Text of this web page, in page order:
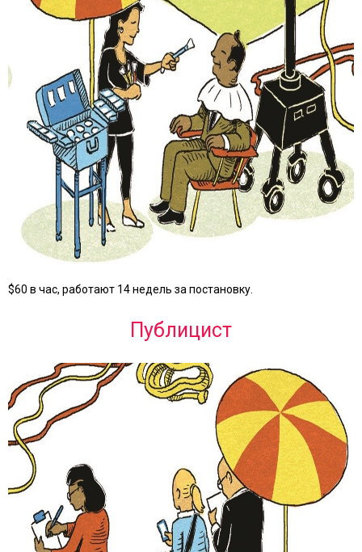
$60 в час, работают 14 недель за постановку.
Публицист